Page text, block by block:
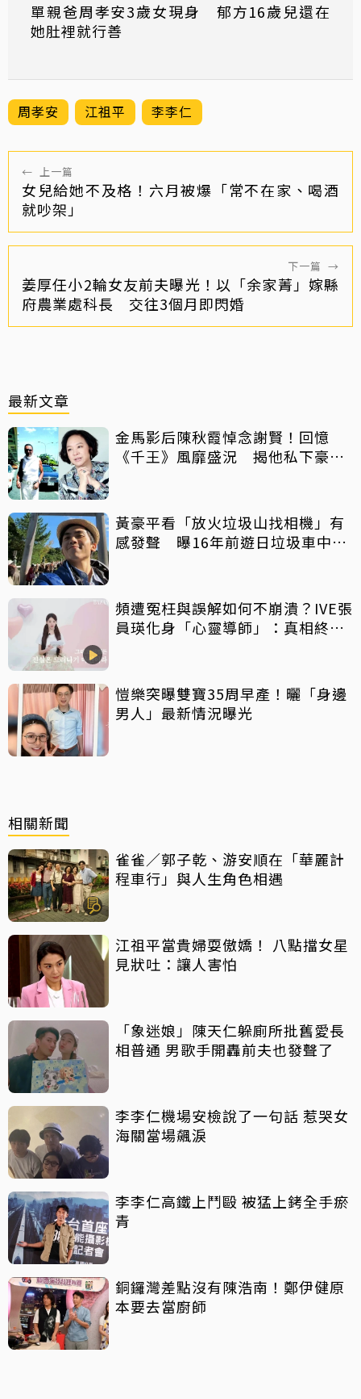
單親爸周孝安3歲女現身 郁方16歲兒還在
她肚裡就行善
周孝安 江祖平 李李仁
← 上一篇
女兒給她不及格！六月被爆「常不在家、喝酒
就吵架」
下一篇 →
姜厚任小2輪女友前夫曝光！以「余家菁」嫁縣
府農業處科長 交往3個月即閃婚
最新文章
金馬影后陳秋霞悼念謝賢！回憶
《千王》風靡盛況 揭他私下豪爽
黃豪平看「放火垃圾山找相機」有
感發聲 曝16年前遊日垃圾車中含
頻遭冤枉與誤解如何不崩潰？IVE張
員瑛化身「心靈導師」：真相終會
愷樂突曝雙寶35周早產！曬「身邊
男人」最新情況曝光
相關新聞
雀雀／郭子乾、游安順在「華麗計
程車行」與人生角色相遇
江祖平當貴婦耍傲嬌！ 八點擋女星
見狀吐：讓人害怕
「象迷娘」陳天仁躲廁所批舊愛長
相普通 男歌手開轟前夫也發聲了
李李仁機場安檢說了一句話 惹哭女
海關當場飆淚
李李仁高鐵上鬥毆 被猛上銬全手瘀
青
銅鑼灣差點沒有陳浩南！鄭伊健原
本要去當廚師